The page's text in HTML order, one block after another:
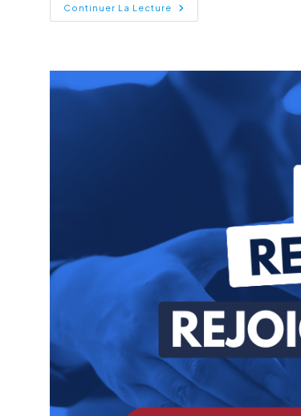
Continuer La Lecture Article
:
L’égalité
Dans